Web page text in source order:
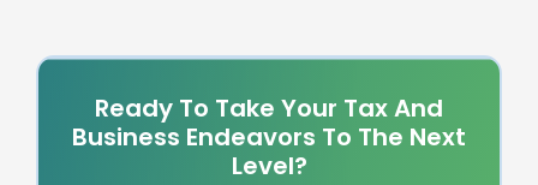
Ready To Take Your Tax And
Business Endeavors To The Next
Level?